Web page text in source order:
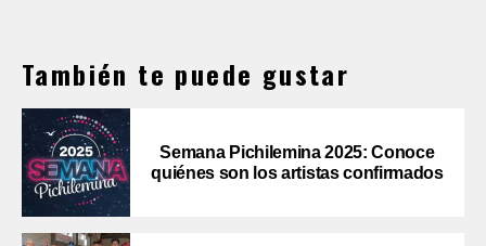
También te puede gustar
Semana Pichilemina 2025: Conoce
quiénes son los artistas confirmados